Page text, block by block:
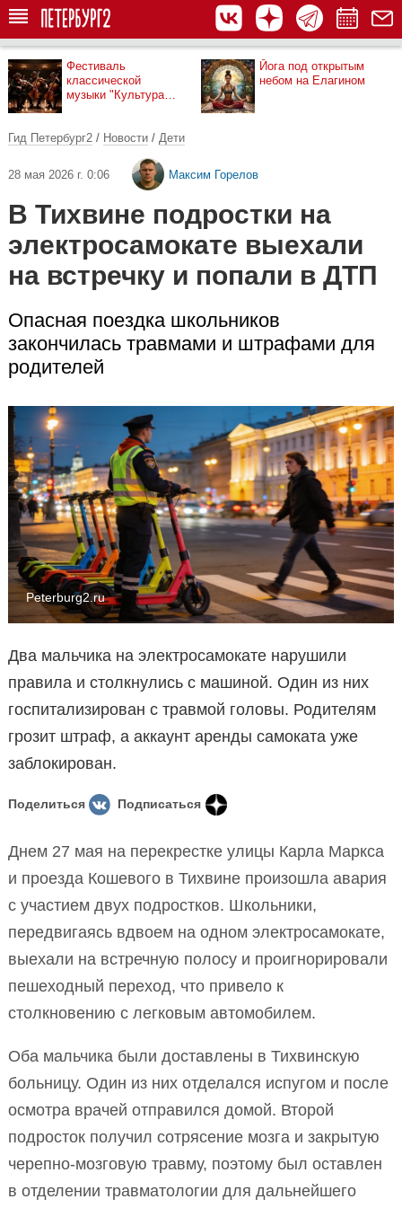
Фестиваль
классической
музыки "Культура
Йога под открытым
небом на Елагином
Гид Петербург2 / Новости / Дети
28 мая 2026 г. 0:06 Максим Горелов
В Тихвине подростки на
электросамокате выехали
на встречку и попали в ДТП
Опасная поездка школьников
закончилась травмами и штрафами для
родителей
Peterburg2.ru
Два мальчика на электросамокате нарушили
правила и столкнулись с машиной. Один из них
госпитализирован с травмой головы. Родителям
грозит штраф, а аккаунт аренды самоката уже
заблокирован.
Поделиться Подписаться
Днем 27 мая на перекрестке улицы Карла Маркса
и проезда Кошевого в Тихвине произошла авария
с участием двух подростков. Школьники,
передвигаясь вдвоем на одном электросамокате,
выехали на встречную полосу и проигнорировали
пешеходный переход, что привело к
столкновению с легковым автомобилем.
Оба мальчика были доставлены в Тихвинскую
больницу. Один из них отделался испугом и после
осмотра врачей отправился домой. Второй
подросток получил сотрясение мозга и закрытую
черепно-мозговую травму, поэтому был оставлен
в отделении травматологии для дальнейшего